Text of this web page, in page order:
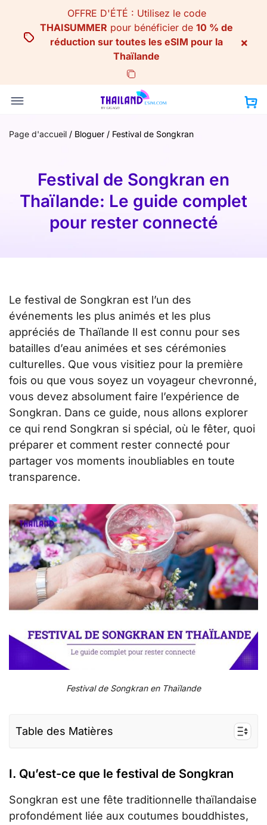
content
OFFRE D'ÉTÉ : Utilisez le code
THAISUMMER pour bénéficier de 10 % de
réduction sur toutes les eSIM pour la
Thaïlande
×
Page d'accueil / Bloguer / Festival de Songkran
Festival de Songkran en
Thaïlande: Le guide complet
pour rester connecté
Le festival de Songkran est l’un des
événements les plus animés et les plus
appréciés de Thaïlande Il est connu pour ses
batailles d’eau animées et ses cérémonies
culturelles. Que vous visitiez pour la première
fois ou que vous soyez un voyageur chevronné,
vous devez absolument faire l’expérience de
Songkran. Dans ce guide, nous allons explorer
ce qui rend Songkran si spécial, où le fêter, quoi
préparer et comment rester connecté pour
partager vos moments inoubliables en toute
transparence.
Festival de Songkran en Thaïlande
Table des Matières
II. Quand le festival de Songkran est-il célébré
II. Les meilleurs endroits pour célébrer le
festival de Songkran en Thaïlande
I. Qu’est-ce que le festival de Songkran
Songkran est une fête traditionnelle thaïlandaise
profondément liée aux coutumes bouddhistes,